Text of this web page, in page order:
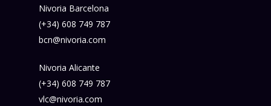
Nivoria Barcelona
(+34) 608 749 787
bcn@nivoria.com
Nivoria Alicante
(+34) 608 749 787
vlc@nivoria.com